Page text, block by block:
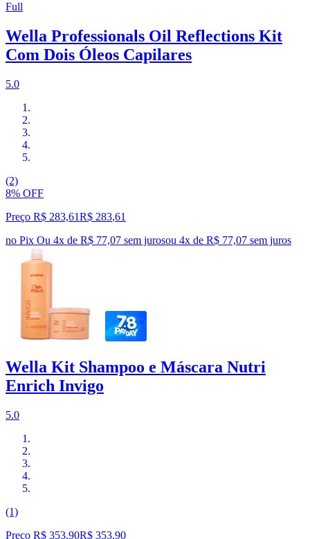
Full
Wella Professionals Oil Reflections Kit
Com Dois Óleos Capilares
5.0
(2)
8% OFF
Preço R$ 283,61R$ 283,61
no Pix Ou 4x de R$ 77,07 sem jurosou 4x de R$ 77,07 sem juros
Wella Kit Shampoo e Máscara Nutri
Enrich Invigo
5.0
(1)
Preço R$ 353,90R$ 353,90